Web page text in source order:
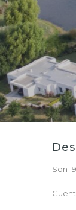
Son